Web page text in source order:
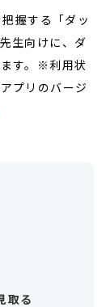
握する「ダッ
生向けに、ダ
す。※利用状
プリのバージ
取る